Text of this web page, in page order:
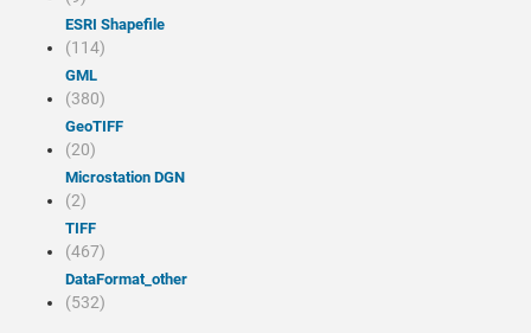
ESRI Shapefile
(114)
GML
(380)
GeoTIFF
(20)
Microstation DGN
(2)
TIFF
(467)
dataFormat_other
(532)